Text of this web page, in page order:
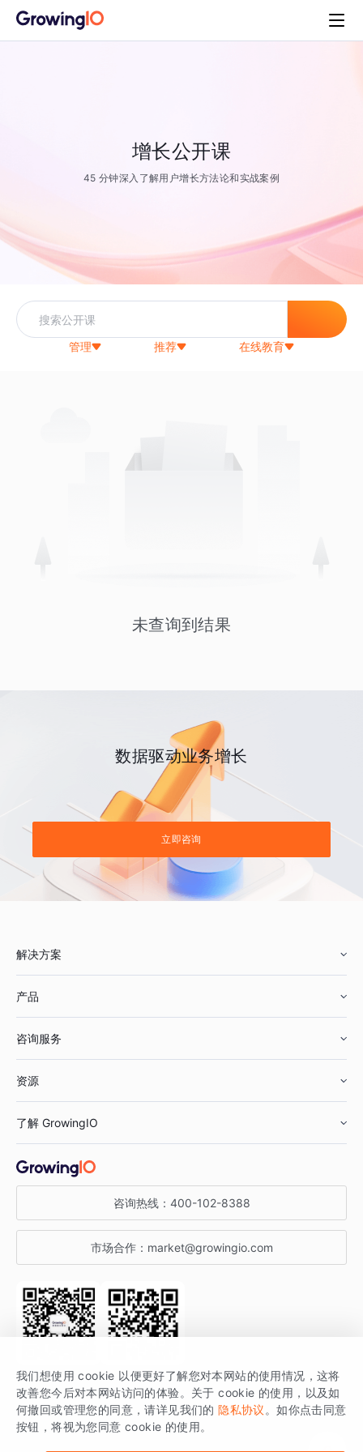
增长公开课
45 分钟深入了解用户增长方法论和实战案例
管理 推荐 在线教育
未查询到结果
数据驱动业务增长
立即咨询
解决方案
鞋服行业
汽车行业
金融行业
产品
智能运营
获客分析
咨询服务
资源
增长公开课
增长博客
开发者文档
SDK 文档
场景指南
了解 GrowingIO
关于 GrowingIO
增长大会
行业活动
咨询热线： 400-102-8388
市场合作： market@growingio.com
关注公众号 获取更多干货
GrowingIO 是专注于数据智能分析与增长的品牌，核心平台为 GrowingIO
分析云。
我们想使用 cookie 以便更好了解您对本网站的使用情况，这将
改善您今后对本网站访问的体验。关于 cookie 的使用，以及如
何撤回或管理您的同意，请详见我们的 隐私协议 。如你点击同意
按钮，将视为您同意 cookie 的使用。